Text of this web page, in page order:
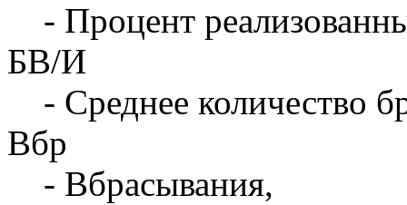
- Процент
БВ/И
- Среднее количество
Вбр
- Вбрасывания,